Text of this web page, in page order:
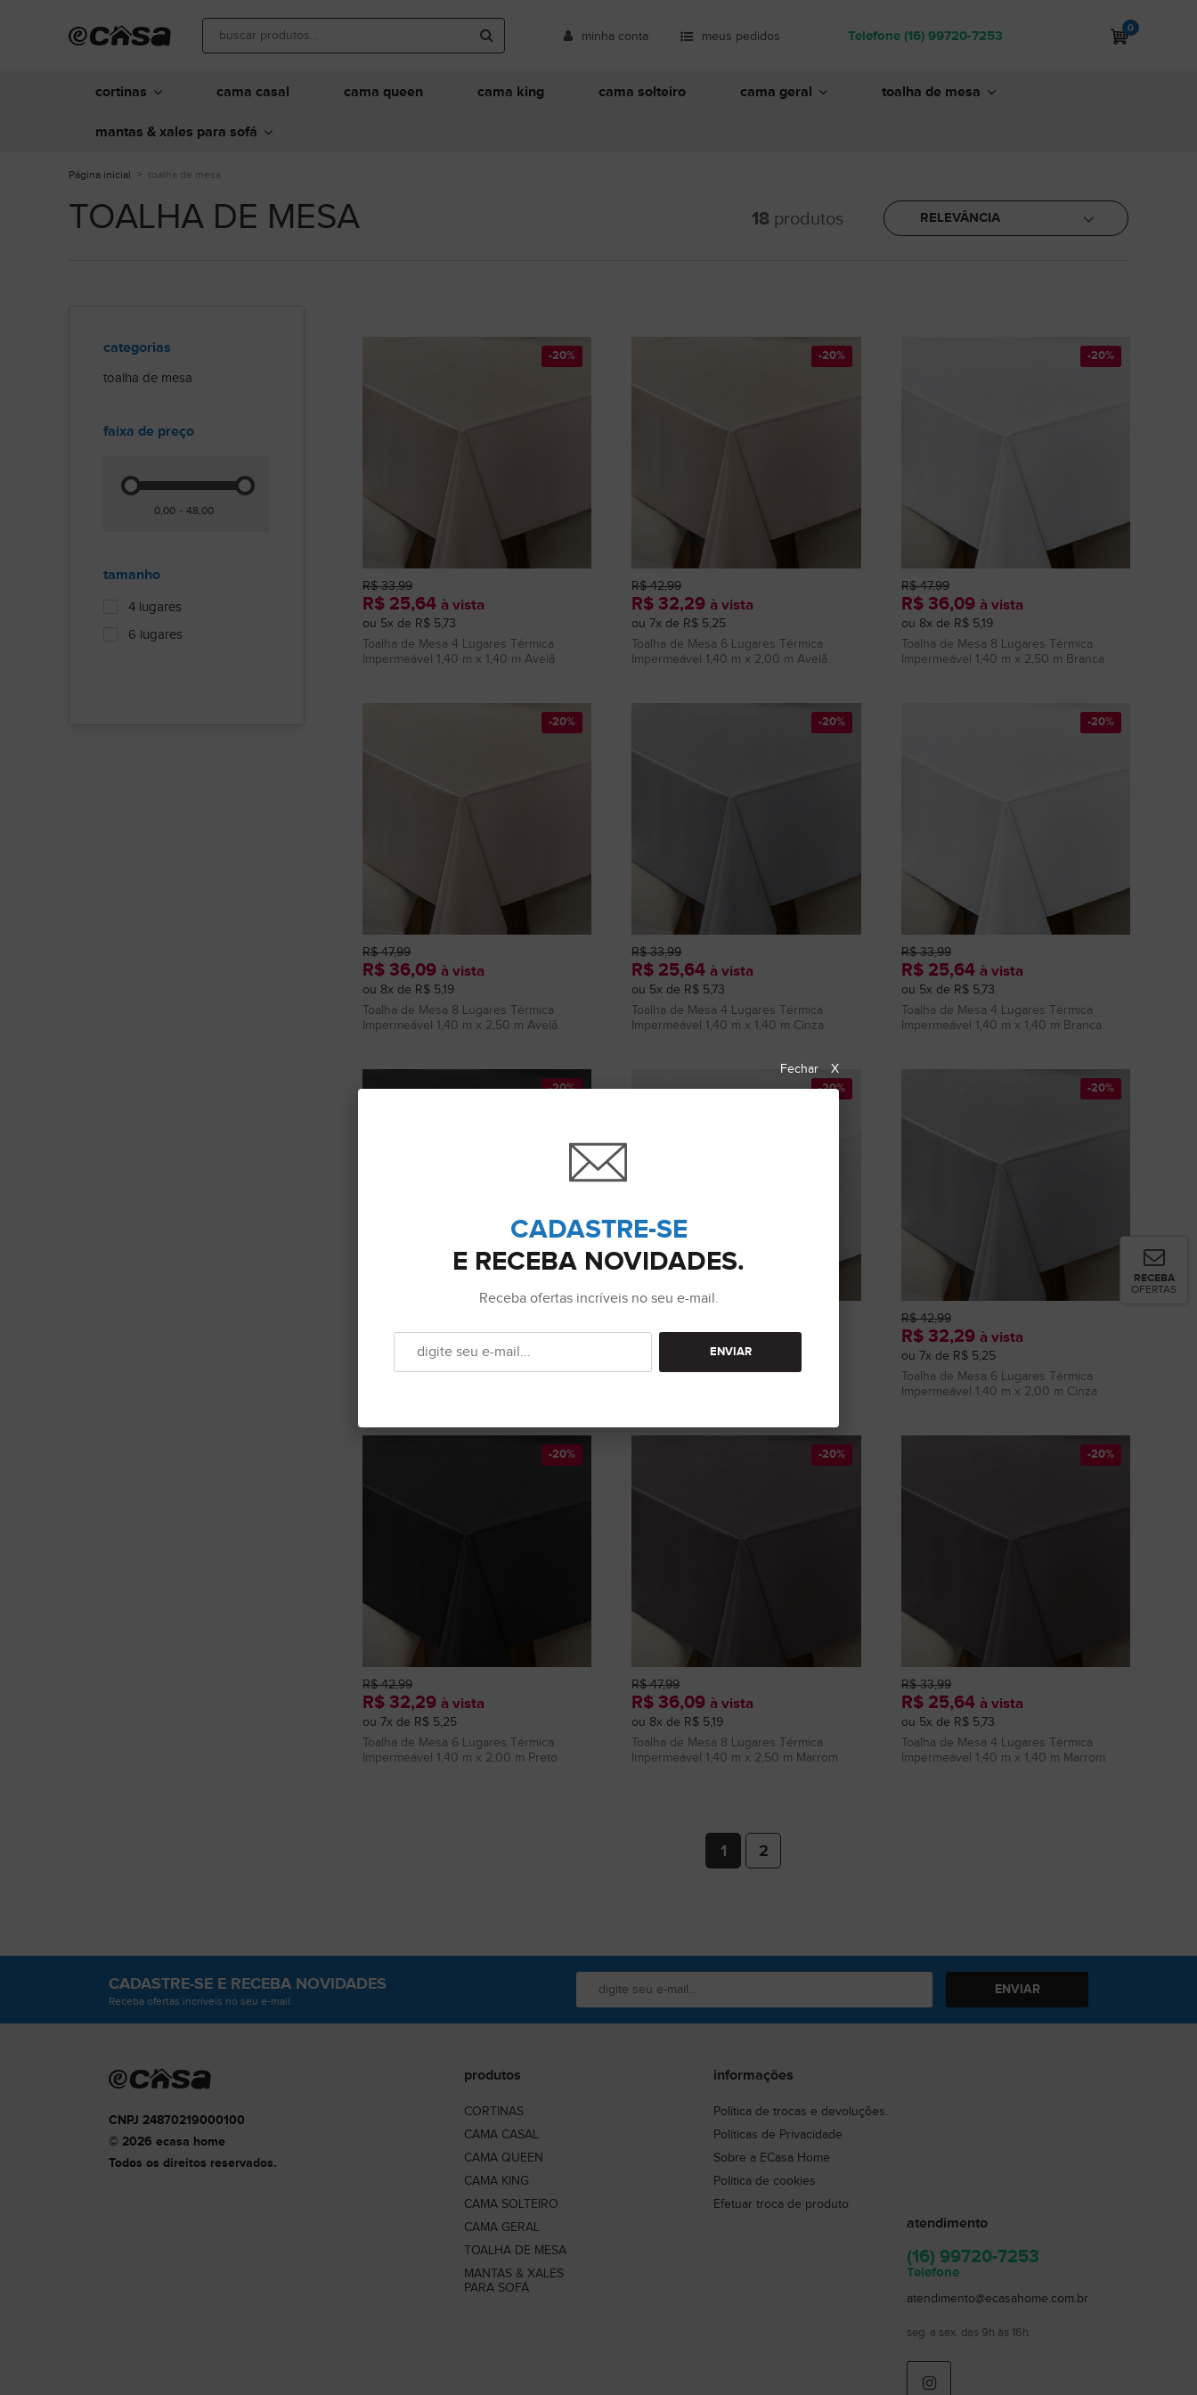
minha conta meus pedidos Telefone (16) 99720-7253
0
cortinas cama casal cama queen cama king cama solteiro cama geral toalha de mesa
mantas & xales para sofá
Página inicial toalha de mesa
TOALHA DE MESA
categorias
toalha de mesa
faixa de preço
-
tamanho
4 lugares
6 lugares
RELEVÂNCIA
18 produtos
-20%
Toalha de Mesa 4 Lugares Térmica
Impermeável 1,40 m x 1,40 m Avelã
R$ 33,99
R$ 25,64 à vista
ou 5x de R$ 5,73
-20%
Toalha de Mesa 6 Lugares Térmica
Impermeável 1,40 m x 2,00 m Avelã
R$ 42,99
R$ 32,29à vista
ou 7x de R$ 5,25
-20%
Toalha de Mesa 8 Lugares Térmica
Impermeável 1,40 m x 2,50 m Branca
R$ 47,99
R$ 36,09 à vista
ou 8x de R$ 5,19
-20%
Toalha de Mesa 8 Lugares Térmica
Impermeável 1,40 m x 2,50 m Avelã
R$ 47,99
R$ 36,09 à vista
ou 8x de R$ 5,19
-20%
Toalha de Mesa 4 Lugares Térmica
Impermeável 1,40 m x 1,40 m Cinza
R$ 33,99
R$ 25,64à vista
ou 5x de R$ 5,73
-20%
Toalha de Mesa 4 Lugares Térmica
Impermeável 1,40 m x 1,40 m Branca
R$ 33,99
R$ 25,64 à vista
ou 5x de R$ 5,73
-20%
R$ 25,64à vista
ou 5x de R$ 5,73
-20%
R$ 32,29
ou 7x de R$ 5,25
-20%
Toalha de Mesa 6 Lugares Térmica
Impermeável 1,40 m x 2,00 m Cinza
R$ 42,99
R$ 32,29 à vista
ou 7x de R$ 5,25
-20%
Toalha de Mesa 6 Lugares Térmica
Impermeável 1,40 m x 2,00 m Preto
R$ 42,99
R$ 32,29 à vista
ou 7x de R$ 5,25
-20%
Toalha de Mesa 8 Lugares Térmica
Impermeável 1,40 m x 2,50 m Marrom
R$ 47,99
R$ 36,09à vista
ou 8x de R$ 5,19
-20%
Toalha de Mesa 4 Lugares Térmica
Impermeável 1,40 m x 1,40 m Marrom
R$ 33,99
R$ 25,64 à vista
ou 5x de R$ 5,73
1 2
CADASTRE-SE E RECEBA NOVIDADES
Receba ofertas incríveis no seu e-mail.
ENVIAR
CNPJ 24870219000100
© 2026 ecasa home
Todos os direitos reservados.
produtos
CORTINAS
CAMA CASAL
CAMA QUEEN
CAMA KING
CAMA SOLTEIRO
CAMA GERAL
TOALHA DE MESA
MANTAS & XALES
PARA SOFÁ
informações
Política de trocas e devoluções.
Políticas de Privacidade
Sobre a ECasa Home
Política de cookies
Efetuar troca de produto
atendimento
(16) 99720-7253
Telefone
atendimento@ecasahome.com.br
seg. a sex. das 9h às 16h
CADASTRE-SE
E RECEBA NOVIDADES.
Receba ofertas incríveis no seu e-mail.
ENVIAR
Fechar X
RECEBA
OFERTAS